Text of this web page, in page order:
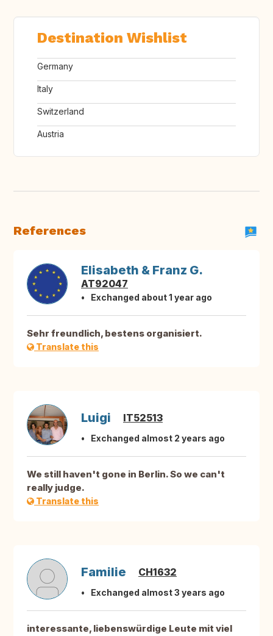
Destination Wishlist
Germany
Italy
Switzerland
Austria
References
Elisabeth & Franz G.
AT92047
Exchanged about 1 year ago
Sehr freundlich, bestens organisiert.
Translate this
Luigi IT52513
Exchanged almost 2 years ago
We still haven't gone in Berlin. So we can't
really judge.
Translate this
Familie CH1632
Exchanged almost 3 years ago
interessante, liebenswürdige Leute mit viel